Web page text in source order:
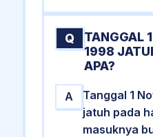
Q
TANGGAL
1998
APA?
A
Tanggal 1
jatuh pada
masuknya